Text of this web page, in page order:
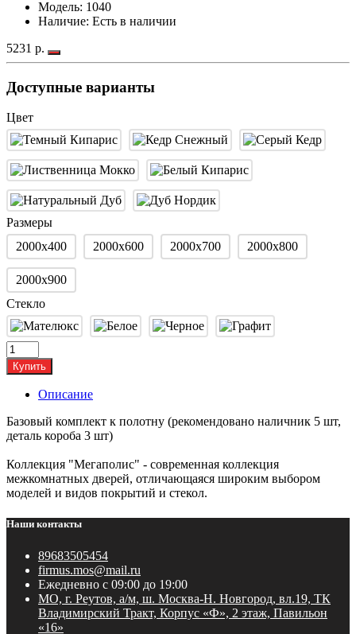
Модель: 1040
Наличие: Есть в наличии
5231 р.
Доступные варианты
Цвет
Размеры
2000х400
2000х600 2000х700 2000х800
2000х900
Стекло
Купить
Описание
Базовый комплект к полотну (рекомендовано наличник 5 шт,
деталь короба 3 шт)
Коллекция "Мегаполис" - современная коллекция
межкомнатных дверей, отличающаяся широким выбором
моделей и видов покрытий и стекол.
Наши контакты
89683505454
firmus.mos@mail.ru
Ежедневно с 09:00 до 19:00
МО, г. Реутов, а/м, ш. Москва-Н. Новгород, вл.19, ТК
Владимирский Тракт, Корпус «Ф», 2 этаж, Павильон
«16»